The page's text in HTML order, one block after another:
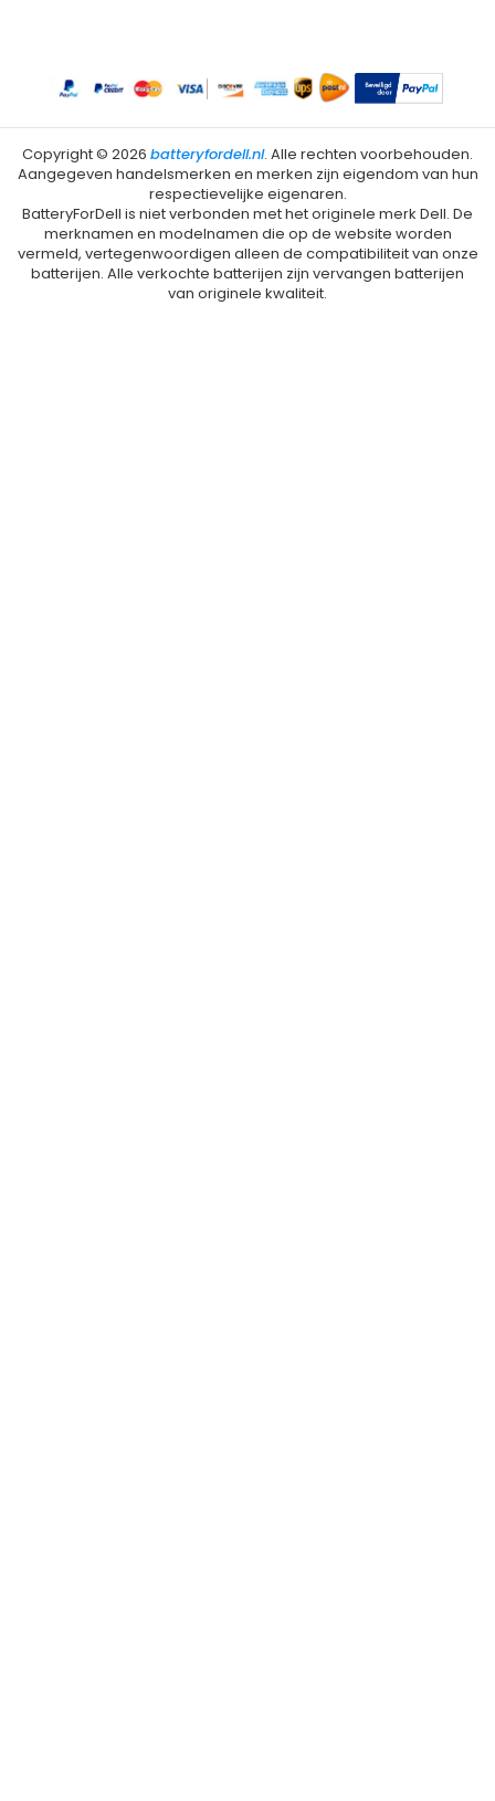
Copyright © 2026 batteryfordell.nl. Alle rechten voorbehouden.
Aangegeven handelsmerken en merken zijn eigendom van hun
respectievelijke eigenaren.
BatteryForDell is niet verbonden met het originele merk Dell. De
merknamen en modelnamen die op de website worden
vermeld, vertegenwoordigen alleen de compatibiliteit van onze
batterijen. Alle verkochte batterijen zijn vervangen batterijen
van originele kwaliteit.